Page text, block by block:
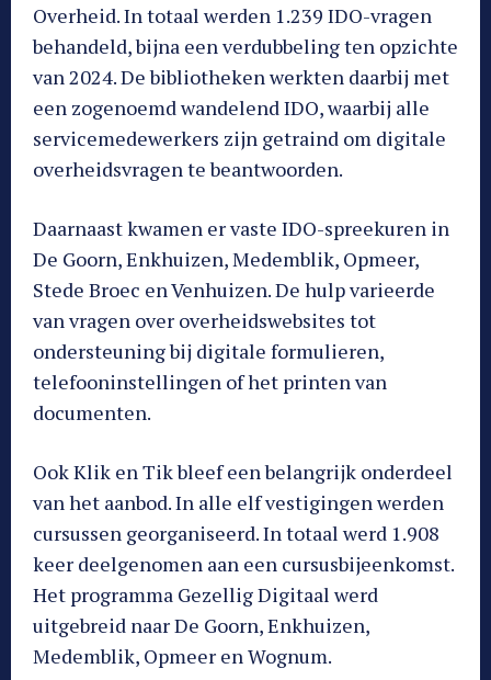
Overheid. In totaal werden 1.239 IDO-vragen
behandeld, bijna een verdubbeling ten opzichte
van 2024. De bibliotheken werkten daarbij met
een zogenoemd wandelend IDO, waarbij alle
servicemedewerkers zijn getraind om digitale
overheidsvragen te beantwoorden.
Daarnaast kwamen er vaste IDO-spreekuren in
De Goorn, Enkhuizen, Medemblik, Opmeer,
Stede Broec en Venhuizen. De hulp varieerde
van vragen over overheidswebsites tot
ondersteuning bij digitale formulieren,
telefooninstellingen of het printen van
documenten.
Ook Klik en Tik bleef een belangrijk onderdeel
van het aanbod. In alle elf vestigingen werden
cursussen georganiseerd. In totaal werd 1.908
keer deelgenomen aan een cursusbijeenkomst.
Het programma Gezellig Digitaal werd
uitgebreid naar De Goorn, Enkhuizen,
Medemblik, Opmeer en Wognum.